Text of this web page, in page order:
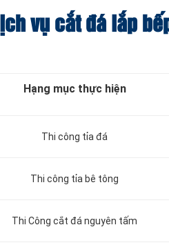
vụ cắt đá lắp
Hạng mục thực hiện
Thi công tỉa đá
Thi công tỉa bê tông
Thi Công cắt đá nguyên tấm